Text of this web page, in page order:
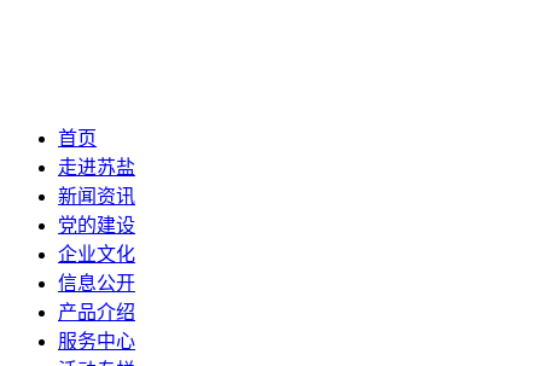
首页
走进苏盐
新闻资讯
党的建设
企业文化
信息公开
产品介绍
服务中心